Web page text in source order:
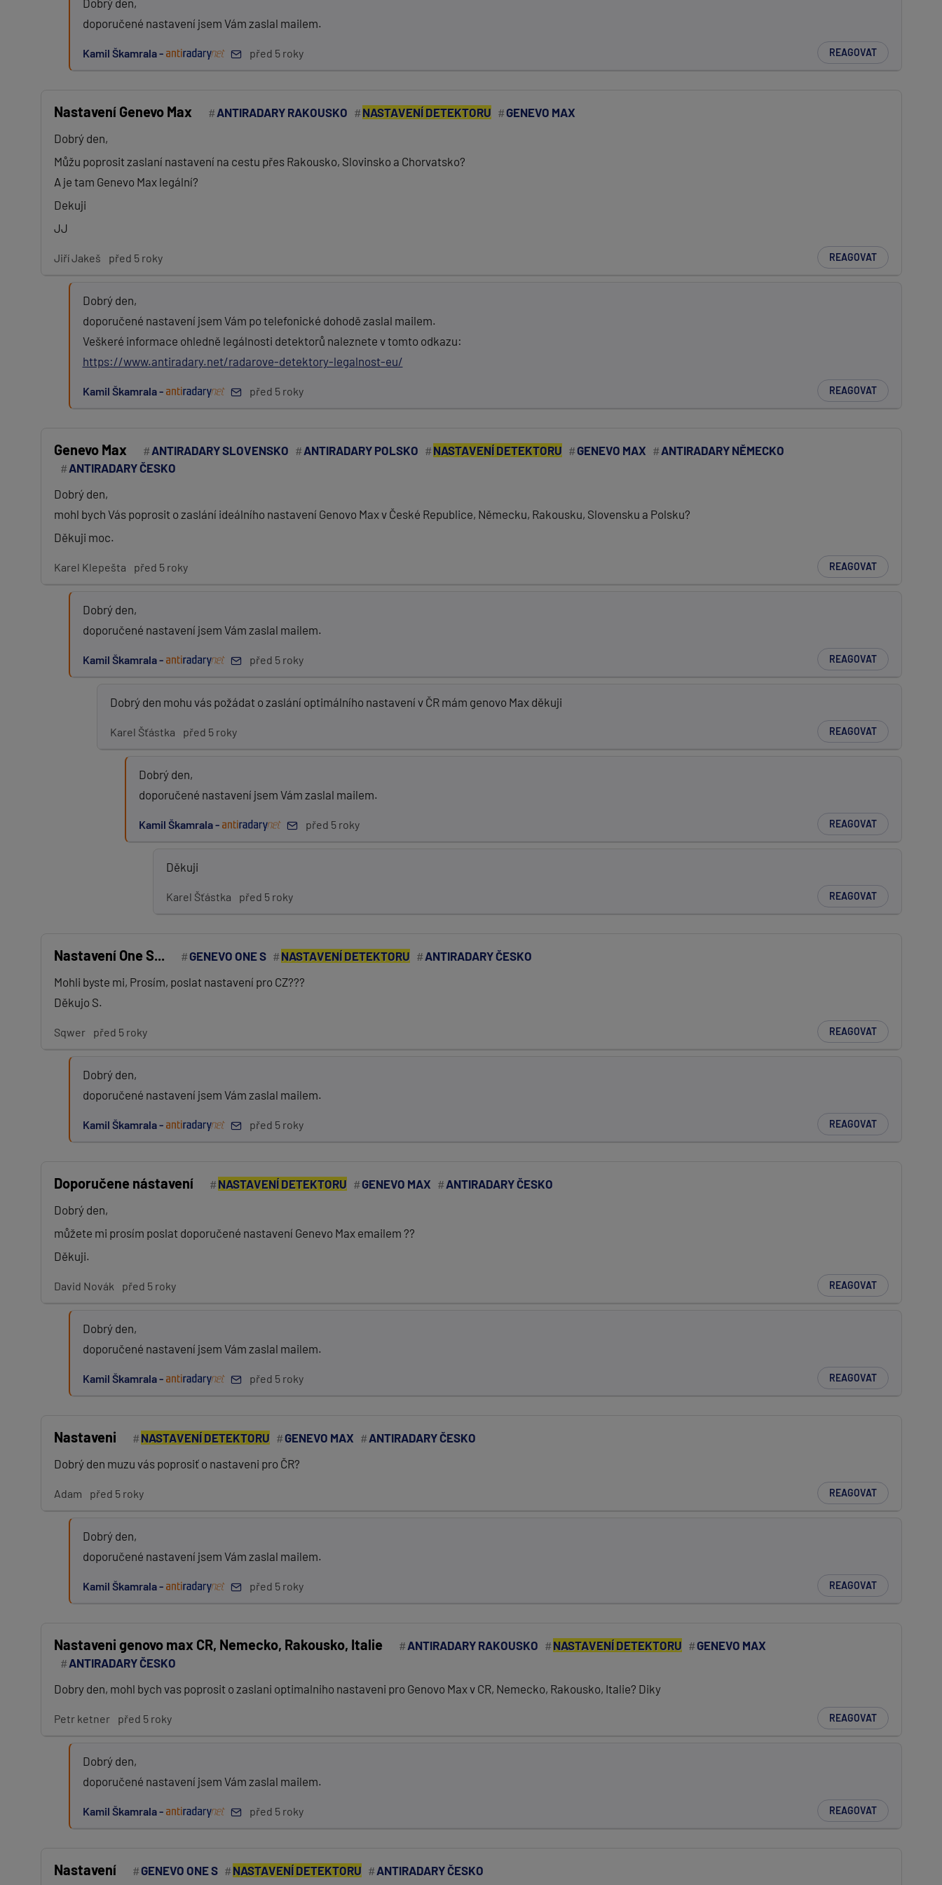
Zpráva:
Dobrý den,
doporučené nastavení jsem Vám zaslal mailem.
Kamil Škamrala - před 5 roky REAGOVAT
Nastavení Genevo Max ANTIRADARY RAKOUSKO NASTAVENÍ DETEKTORU
GENEVO MAX
Dobrý den,
Můžu poprosit zaslaní nastavení na cestu přes Rakousko, Slovinsko a Chorvatsko?
A je tam Genevo Max legální?
Dekuji
JJ
Jiří Jakeš před 5 roky REAGOVAT
Dobrý den,
doporučené nastavení jsem Vám po telefonické dohodě zaslal mailem.
Veškeré informace ohledně legálnosti detektorů naleznete v tomto odkazu:
https://www.antiradary.net/radarove-detektory-legalnost-eu/
Kamil Škamrala - před 5 roky REAGOVAT
Genevo Max ANTIRADARY SLOVENSKO ANTIRADARY POLSKO NASTAVENÍ DETEKTORU GENEVO MAX
ANTIRADARY NĚMECKO
ANTIRADARY ČESKO
Dobrý den,
mohl bych Vás poprosit o zaslání ideálního nastavení Genovo Max v České Republice, Německu, Rakousku, Slovensku a Polsku?
Děkuji moc.
Karel Klepešta před 5 roky REAGOVAT
Dobrý den,
doporučené nastavení jsem Vám zaslal mailem.
Kamil Škamrala - před 5 roky REAGOVAT
Dobrý den mohu vás požádat o zaslání optimálního nastavení v ČR mám genovo Max děkuji
Karel Šťástka před 5 roky REAGOVAT
Dobrý den,
doporučené nastavení jsem Vám zaslal mailem.
Kamil Škamrala - před 5 roky REAGOVAT
Děkuji
Karel Šťástka před 5 roky REAGOVAT
Nastavení One S... GENEVO ONE S NASTAVENÍ DETEKTORU
ANTIRADARY ČESKO
Mohli byste mi, Prosím, poslat nastavení pro CZ???
Děkujo S.
Sqwer před 5 roky REAGOVAT
Dobrý den,
doporučené nastavení jsem Vám zaslal mailem.
Kamil Škamrala - před 5 roky REAGOVAT
Doporučene nástavení NASTAVENÍ DETEKTORU GENEVO MAX
ANTIRADARY ČESKO
Dobrý den,
můžete mi prosím poslat doporučené nastavení Genevo Max emailem ??
Děkuji.
David Novák před 5 roky REAGOVAT
Dobrý den,
doporučené nastavení jsem Vám zaslal mailem.
Kamil Škamrala - před 5 roky REAGOVAT
Nastaveni NASTAVENÍ DETEKTORU GENEVO MAX
ANTIRADARY ČESKO
Dobrý den muzu vás poprosiť o nastaveni pro ČR?
Adam před 5 roky REAGOVAT
Dobrý den,
doporučené nastavení jsem Vám zaslal mailem.
Kamil Škamrala - před 5 roky REAGOVAT
Nastaveni genovo max CR, Nemecko, Rakousko, Italie ANTIRADARY RAKOUSKO NASTAVENÍ DETEKTORU
GENEVO MAX
ANTIRADARY ČESKO
Dobry den, mohl bych vas poprosit o zaslani optimalniho nastaveni pro Genovo Max v CR, Nemecko, Rakousko, Italie? Diky
Petr ketner před 5 roky REAGOVAT
Dobrý den,
doporučené nastavení jsem Vám zaslal mailem.
Kamil Škamrala - před 5 roky REAGOVAT
Nastavení GENEVO ONE S NASTAVENÍ DETEKTORU ANTIRADARY ČESKO